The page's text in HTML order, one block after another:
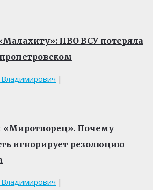
ПВО ВСУ потеряла
|
Почему
игнорирует резолюцию
|